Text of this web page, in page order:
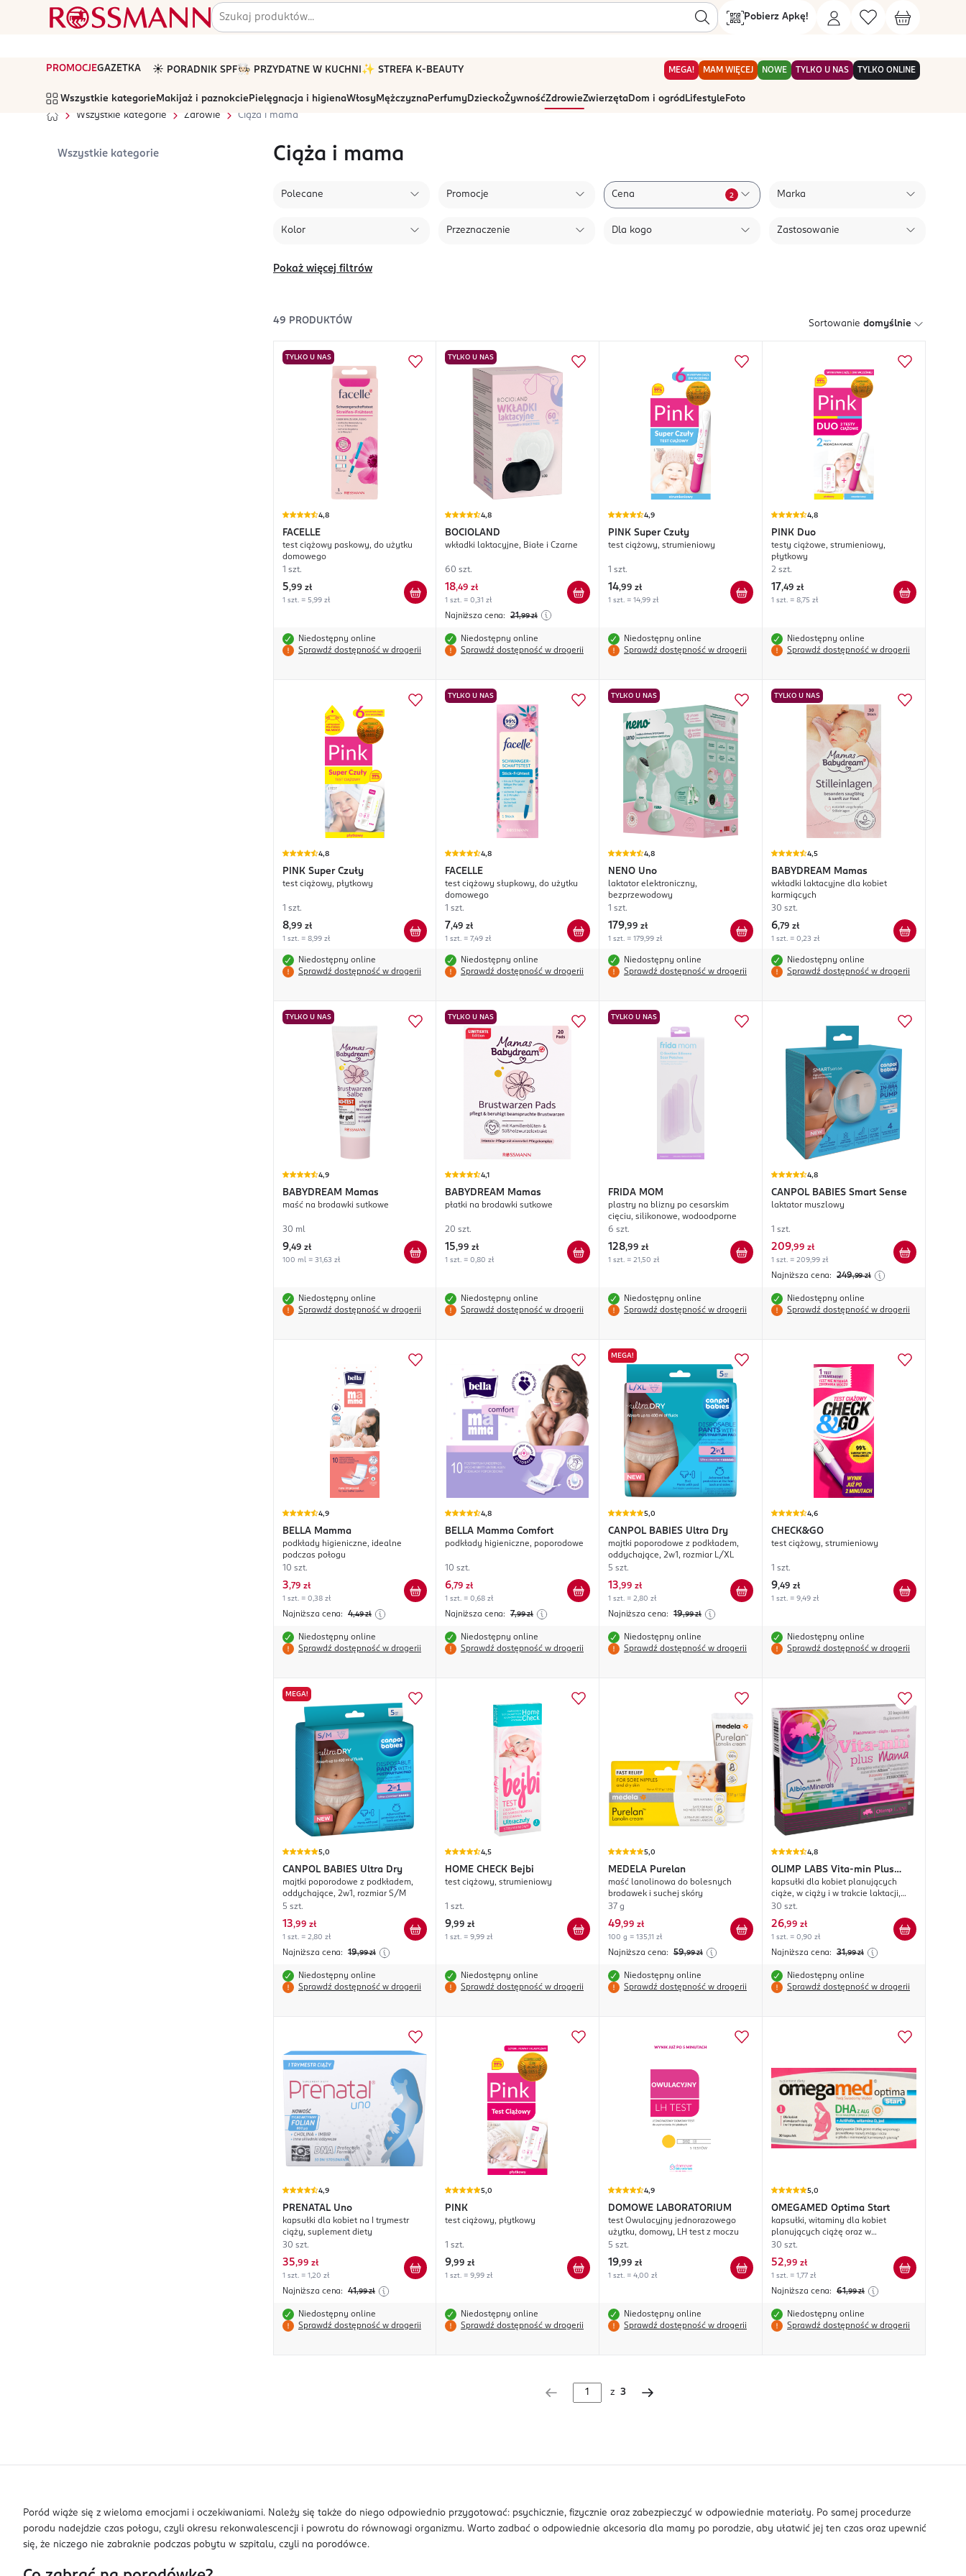
Pobierz Apkę!
PROMOCJEGAZETKA ☀️ PORADNIK SPF🧑🏻‍🍳 PRZYDATNE W KUCHNI ✨ STREFA K-BEAUTY MEGA! MAM WIĘCEJ NOWE TYLKO U NAS TYLKO ONLINE
Wszystkie kategorie Makijaż i paznokcie Pielęgnacja i higienaWłosyMężczyznaPerfumyDzieckoŻywnośćZdrowieZwierzętaDom i ogród Lifestyle Foto
Wszystkie kategorie
Zdrowie Ciąża i mama
Wszystkie kategorie Ciąża i mama
Polecane Promocje Cena 2 Marka
Kolor Przeznaczenie Dla kogo Zastosowanie
Pokaż więcej filtrów
49 PRODUKTÓW Sortowanie domyślnie
TYLKO U NAS
4,8
FACELLE
test ciążowy paskowy, do użytku
domowego
1 szt.
5,99 zł
1 szt. = 5,99 zł
Niedostępny online
Sprawdź dostępność w drogerii
TYLKO U NAS
4,8
BOCIOLAND
wkładki laktacyjne, Białe i Czarne
60 szt.
18,49 zł
1 szt. = 0,31 zł
Najniższa cena: 21,99 zł
Niedostępny online
Sprawdź dostępność w drogerii
4,9
PINK Super Czuły
test ciążowy, strumieniowy
1 szt.
14,99 zł
1 szt. = 14,99 zł
Niedostępny online
Sprawdź dostępność w drogerii
4,8
PINK Duo
testy ciążowe, strumieniowy,
płytkowy
2 szt.
17,49 zł
1 szt. = 8,75 zł
Niedostępny online
Sprawdź dostępność w drogerii
4,8
PINK Super Czuły
test ciążowy, płytkowy
1 szt.
8,99 zł
1 szt. = 8,99 zł
Niedostępny online
Sprawdź dostępność w drogerii
TYLKO U NAS
4,8
FACELLE
test ciążowy słupkowy, do użytku
domowego
1 szt.
7,49 zł
1 szt. = 7,49 zł
Niedostępny online
Sprawdź dostępność w drogerii
TYLKO U NAS
4,8
NENO Uno
laktator elektroniczny,
bezprzewodowy
1 szt.
179,99 zł
1 szt. = 179,99 zł
Niedostępny online
Sprawdź dostępność w drogerii
TYLKO U NAS
4,5
BABYDREAM Mamas
wkładki laktacyjne dla kobiet
karmiących
30 szt.
6,79 zł
1 szt. = 0,23 zł
Niedostępny online
Sprawdź dostępność w drogerii
TYLKO U NAS
4,9
BABYDREAM Mamas
maść na brodawki sutkowe
30 ml
9,49 zł
100 ml = 31,63 zł
Niedostępny online
Sprawdź dostępność w drogerii
TYLKO U NAS
4,1
BABYDREAM Mamas
płatki na brodawki sutkowe
20 szt.
15,99 zł
1 szt. = 0,80 zł
Niedostępny online
Sprawdź dostępność w drogerii
TYLKO U NAS
FRIDA MOM
plastry na blizny po cesarskim
cięciu, silikonowe, wodoodporne
6 szt.
128,99 zł
1 szt. = 21,50 zł
Niedostępny online
Sprawdź dostępność w drogerii
4,8
CANPOL BABIES Smart Sense
laktator muszlowy
1 szt.
209,99 zł
1 szt. = 209,99 zł
Najniższa cena: 249,99 zł
Niedostępny online
Sprawdź dostępność w drogerii
4,9
BELLA Mamma
podkłady higieniczne, idealne
podczas połogu
10 szt.
3,79 zł
1 szt. = 0,38 zł
Najniższa cena: 4,49 zł
Niedostępny online
Sprawdź dostępność w drogerii
4,8
BELLA Mamma Comfort
podkłady higieniczne, poporodowe
10 szt.
6,79 zł
1 szt. = 0,68 zł
Najniższa cena: 7,99 zł
Niedostępny online
Sprawdź dostępność w drogerii
MEGA!
5,0
CANPOL BABIES Ultra Dry
majtki poporodowe z podkładem,
oddychające, 2w1, rozmiar L/XL
5 szt.
13,99 zł
1 szt. = 2,80 zł
Najniższa cena: 19,99 zł
Niedostępny online
Sprawdź dostępność w drogerii
4,6
CHECK&GO
test ciążowy, strumieniowy
1 szt.
9,49 zł
1 szt. = 9,49 zł
Niedostępny online
Sprawdź dostępność w drogerii
MEGA!
5,0
CANPOL BABIES Ultra Dry
majtki poporodowe z podkładem,
oddychające, 2w1, rozmiar S/M
5 szt.
13,99 zł
1 szt. = 2,80 zł
Najniższa cena: 19,99 zł
Niedostępny online
Sprawdź dostępność w drogerii
4,5
HOME CHECK Bejbi
test ciążowy, strumieniowy
1 szt.
9,99 zł
1 szt. = 9,99 zł
Niedostępny online
Sprawdź dostępność w drogerii
5,0
MEDELA Purelan
maść lanolinowa do bolesnych
brodawek i suchej skóry
37 g
49,99 zł
100 g = 135,11 zł
Najniższa cena: 59,99 zł
Niedostępny online
Sprawdź dostępność w drogerii
4,8
OLIMP LABS Vita-min Plus
Mama
kapsułki dla kobiet planujących
ciąże, w ciąży i w trakcie laktacji,
suplement diety
30 szt.
26,99 zł
1 szt. = 0,90 zł
Najniższa cena: 31,99 zł
Niedostępny online
Sprawdź dostępność w drogerii
4,9
PRENATAL Uno
kapsułki dla kobiet na I trymestr
ciąży, suplement diety
30 szt.
35,99 zł
1 szt. = 1,20 zł
Najniższa cena: 41,99 zł
Niedostępny online
Sprawdź dostępność w drogerii
5,0
PINK
test ciążowy, płytkowy
1 szt.
9,99 zł
1 szt. = 9,99 zł
Niedostępny online
Sprawdź dostępność w drogerii
4,9
DOMOWE LABORATORIUM
test Owulacyjny jednorazowego
użytku, domowy, LH test z moczu
5 szt.
19,99 zł
1 szt. = 4,00 zł
Niedostępny online
Sprawdź dostępność w drogerii
5,0
OMEGAMED Optima Start
kapsułki, witaminy dla kobiet
planujących ciążę oraz w
pierwszych miesiącach ciąży ,
suplement diety
30 szt.
52,99 zł
1 szt. = 1,77 zł
Najniższa cena: 61,99 zł
Niedostępny online
Sprawdź dostępność w drogerii
z 3
Poród wiąże się z wieloma emocjami i oczekiwaniami. Należy się także do niego odpowiednio przygotować: psychicznie, fizycznie oraz zabezpieczyć w odpowiednie materiały. Po samej procedurze
porodu nadejdzie czas połogu, czyli okresu rekonwalescencji i powrotu do równowagi organizmu. Warto zadbać o odpowiednie akcesoria dla mamy po porodzie, aby ułatwić jej ten czas oraz upewnić
się, że niczego nie zabraknie podczas pobytu w szpitalu, czyli na porodówce.